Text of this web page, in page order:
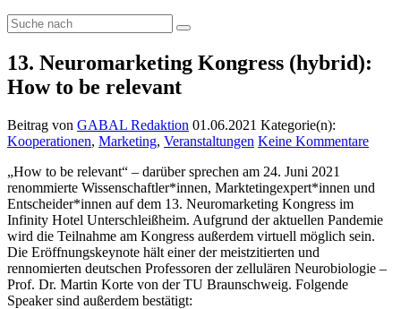
13. Neuromarketing Kongress (hybrid):
How to be relevant
Beitrag von GABAL Redaktion 01.06.2021 Kategorie(n):
Kooperationen, Marketing, Veranstaltungen Keine Kommentare
„How to be relevant“ – darüber sprechen am 24. Juni 2021
renommierte Wissenschaftler*innen, Marktetingexpert*innen und
Entscheider*innen auf dem 13. Neuromarketing Kongress im
Infinity Hotel Unterschleißheim. Aufgrund der aktuellen Pandemie
wird die Teilnahme am Kongress außerdem virtuell möglich sein.
Die Eröffnungskeynote hält einer der meistzitierten und
rennomierten deutschen Professoren der zellulären Neurobiologie –
Prof. Dr. Martin Korte von der TU Braunschweig. Folgende
Speaker sind außerdem bestätigt: